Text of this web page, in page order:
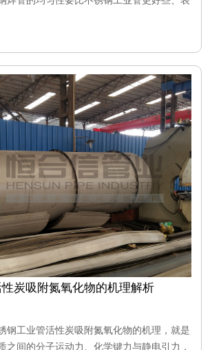
炭吸附氮氧化物的机理解析
钢工业管活性炭吸附氮氧化物的机理，就是
之间的分子运动力、化学键力与静电引力，